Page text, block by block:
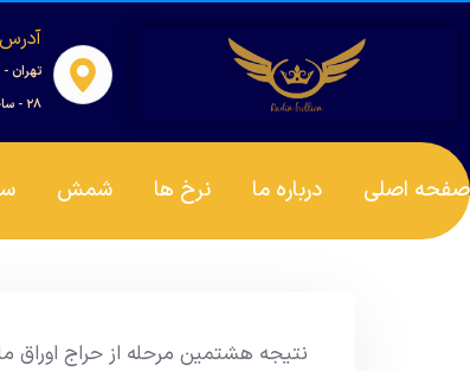
آدرس
تهران
۲۸ - ساختمان وفا - واحد ۰۰۱
صفحه اصلی درباره ما نرخ ها شمش
نتیجه هشتمین مرحله از حراج اوراق مالی اسلامی